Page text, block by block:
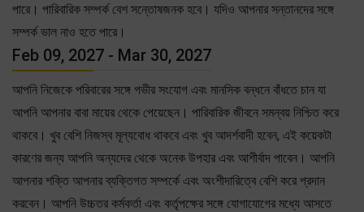
পারে। পারিবারিক সম্পর্ক বেশ সন্তোষজনক হবে। যদিও আপনার সন্তানদের সঙ্গে
সম্পর্ক ভাল নাও হতে পারে।
Feb 09, 2027 - Mar 30, 2027
আপনি নিজেকে পরিবারের সঙ্গে গভীর সংযোগ এবং মানসিক বন্ধনে বাঁধতে চান যা
আপনি আপনার বাবা মায়ের থেকে পেয়েছেন। পারিবারিক জীবনে সমন্বয় নিশ্চিত করে
থাকবে। খুব বেশি নিজস্ব মূল্যবোধ থাকবে এবং খুব আদর্শবাদী হবেন, এই কয়েকটা
কারণের জন্য আপনি অন্যদের থেকে অনেক উপহার এবং আশীর্বাদ পাবেন। আপনি
আপনার শক্তি আপনার ব্যক্তিগত সম্পর্কে এবং অংশীদারিত্বে বেশি করে প্রদান
করবেন। আপনি উচ্চতর কর্মকর্তা এবং কর্তৃপক্ষের সঙ্গে যোগাযোগের মধ্যে আসতে